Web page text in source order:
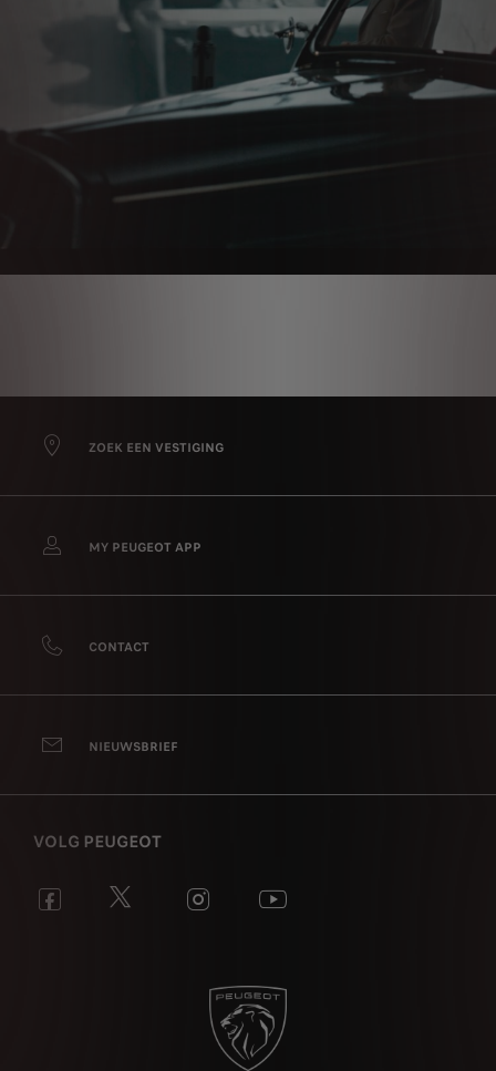
ZOEK EEN VESTIGING
MY PEUGEOT APP
CONTACT
NIEUWSBRIEF
VOLG PEUGEOT